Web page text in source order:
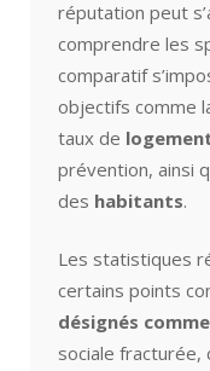
réputation peut
comprendre les
comparatif
objectifs comme
taux de
prévention, ainsi
des habitants.
Les statistiques
certains points
désignés
sociale fracturée,